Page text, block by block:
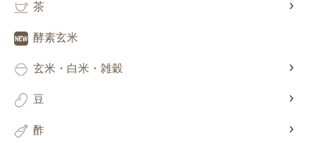
茶
酵素玄米
玄米・白米・雑穀
豆
酢